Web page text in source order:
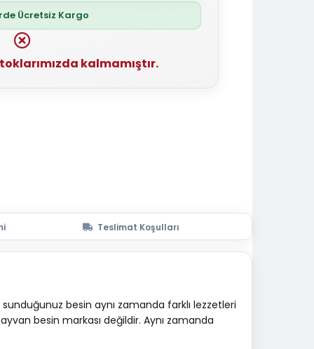
Ücretsiz Kargo
kalmamıştır.
Teslimat Koşulları
besin aynı zamanda farklı lezzetleri
besin markası değildir. Aynı zamanda